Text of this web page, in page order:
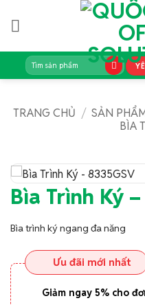
qua
Tìm
kiếm:
TRANG CHỦ / SẢN
BÌA
Bìa Trình Ký
Bìa trình ký ngang đa năng
Ưu đãi mới nhất
Giảm ngay 5% cho